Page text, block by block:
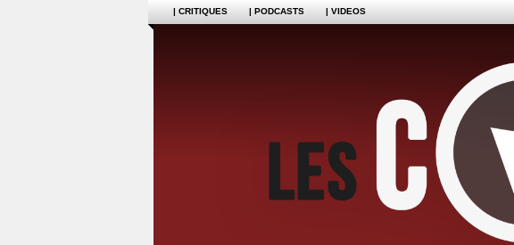
| CRITIQUES | PODCASTS | VIDEOS